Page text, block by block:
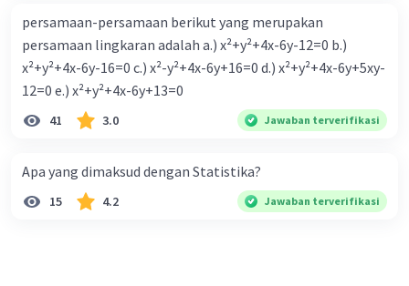
persamaan-persamaan berikut yang merupakan
persamaan lingkaran adalah a.) x²+y²+4x-6y-12=0 b.)
x²+y²+4x-6y-16=0 c.) x²-y²+4x-6y+16=0 d.) x²+y²+4x-6y+5xy-
12=0 e.) x²+y²+4x-6y+13=0
41 3.0 Jawaban terverifikasi
Apa yang dimaksud dengan Statistika?
15 4.2 Jawaban terverifikasi